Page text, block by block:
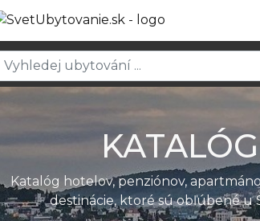
Katalóg hotelov, penziónov,
destinácie, ktoré sú obľúbené u